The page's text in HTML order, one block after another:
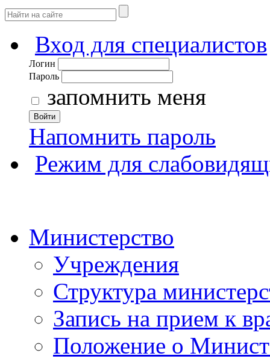
Вход для специалистов
Логин
Пароль
запомнить меня
Войти
Напомнить пароль
Режим для
Министерство
Учреждения
Структура
Запись на прием к
Положение о